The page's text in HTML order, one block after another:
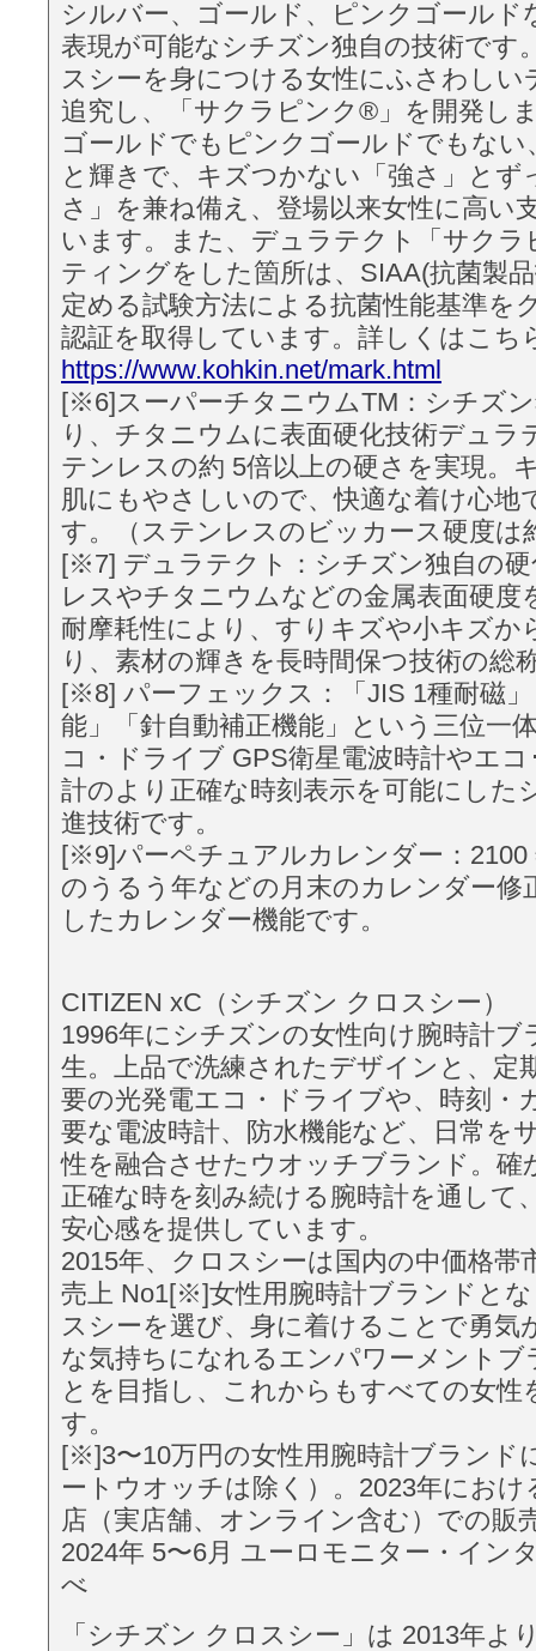
シルバー、ゴールド、ピンクゴールド
表現が可能なシチズン独自の技術です
スシーを身につける女性にふさわしい
追究し、「サクラピンク®」を開発し
ゴールドでもピンクゴールドでもない
と輝きで、キズつかない「強さ」とず
さ」を兼ね備え、登場以来女性に高い
います。また、デュラテクト「サク
ティングをした箇所は、SIAA(抗菌製
定める試験方法による抗菌性能基準を
認証を取得しています。詳しくはこち
https://www.kohkin.net/mark.html
[※6]スーパーチタニウムTM：シチズ
り、チタニウムに表面硬化技術デュラ
テンレスの約 5倍以上の硬さを実現。
肌にもやさしいので、快適な着け心地
す。（ステンレスのビッカース硬度は
[※7] デュラテクト：シチズン独自の
レスやチタニウムなどの⾦属表面硬度
耐摩耗性により、すりキズや小キズか
り、素材の輝きを⻑時間保つ技術の総
[※8] パーフェックス：「JIS 1種耐磁
能」「針自動補正機能」という三位一
コ・ドライブ GPS衛星電波時計やエ
計のより正確な時刻表示を可能にした
進技術です。
[※9]パーペチュアルカレンダー：2100
のうるう年などの月末のカレンダー修
したカレンダー機能です。
CITIZEN xC（シチズン クロスシー）
1996年にシチズンの女性向け腕時計ブ
生。上品で洗練されたデザインと、定
要の光発電エコ・ドライブや、時刻・
要な電波時計、防水機能など、日常を
性を融合させたウオッチブランド。確
正確な時を刻み続ける腕時計を通して
安心感を提供しています。
2015年、クロスシーは国内の中価格帯
売上 No1[※]女性用腕時計ブランドと
スシーを選び、身に着けることで勇気
な気持ちになれるエンパワーメント
とを目指し、これからもすべての女性
す。
[※]3〜10万円の女性用腕時計ブランド
ートウオッチは除く）。2023年におけ
店（実店舗、オンライン含む）での販
2024年 5〜6月 ユーロモニター・イン
べ
「シチズン クロスシー」は 2013年よ